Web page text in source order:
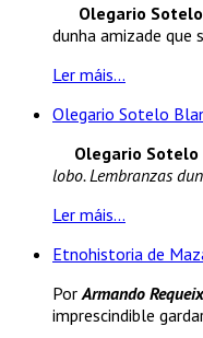
Olegario
dunha amizade que
Ler máis...
Olegario Sotelo
Olegario Sotelo
lobo. Lembranzas
Ler máis...
Etnohistoria de
Por Armando
imprescindible